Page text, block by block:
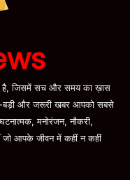
है, जिसमें सच और समय का ख़ास
बड़ी और जरूरी खबर आपको सबसे
मनोरंजन, नौकरी,
जो आपके जीवन में कहीं न कहीं